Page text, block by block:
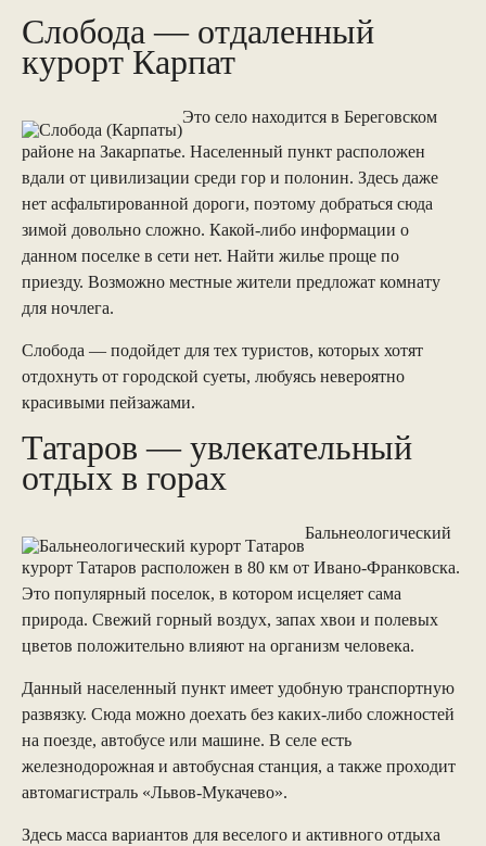
Слобода — отдаленный
курорт Карпат
Это село находится в Береговском
районе на Закарпатье. Населенный пункт расположен
вдали от цивилизации среди гор и полонин. Здесь даже
нет асфальтированной дороги, поэтому добраться сюда
зимой довольно сложно. Какой-либо информации о
данном поселке в сети нет. Найти жилье проще по
приезду. Возможно местные жители предложат комнату
для ночлега.
Слобода — подойдет для тех туристов, которых хотят
отдохнуть от городской суеты, любуясь невероятно
красивыми пейзажами.
Татаров — увлекательный
отдых в горах
Бальнеологический
курорт Татаров расположен в 80 км от Ивано-Франковска.
Это популярный поселок, в котором исцеляет сама
природа. Свежий горный воздух, запах хвои и полевых
цветов положительно влияют на организм человека.
Данный населенный пункт имеет удобную транспортную
развязку. Сюда можно доехать без каких-либо сложностей
на поезде, автобусе или машине. В селе есть
железнодорожная и автобусная станция, а также проходит
автомагистраль «Львов-Мукачево».
Здесь масса вариантов для веселого и активного отдыха